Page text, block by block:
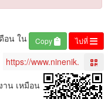
ไปที่
Copy
อน ใน
าน เหมือน